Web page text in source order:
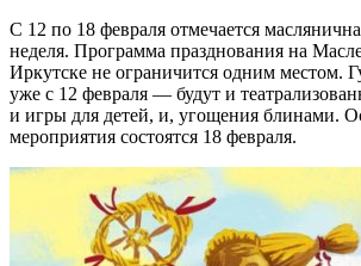
С 12 по 18 февраля отмечается
неделя. Программа празднования на
Иркутске не ограничится одним местом.
уже с 12 февраля — будут и
и игры для детей, и, угощения блинами.
мероприятия состоятся 18 февраля.